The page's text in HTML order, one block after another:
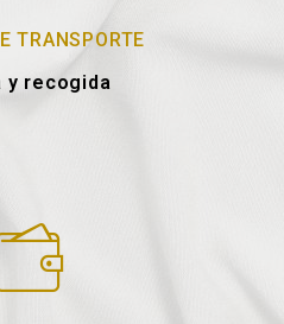
TRANSPORTE
y recogida